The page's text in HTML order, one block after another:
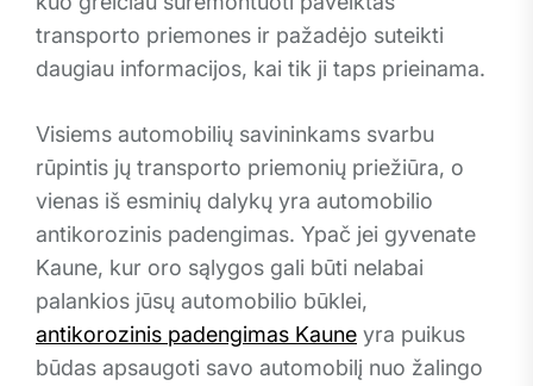
transporto priemones ir pažadėjo suteikti
daugiau informacijos, kai tik ji taps prieinama.
Visiems automobilių savininkams svarbu
rūpintis jų transporto priemonių priežiūra, o
vienas iš esminių dalykų yra automobilio
antikorozinis padengimas. Ypač jei gyvenate
Kaune, kur oro sąlygos gali būti nelabai
palankios jūsų automobilio būklei,
antikorozinis padengimas Kaune yra puikus
būdas apsaugoti savo automobilį nuo žalingo